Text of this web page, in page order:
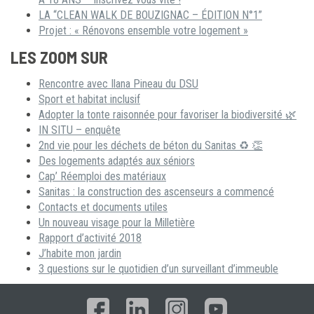
LA “CLEAN WALK DE BOUZIGNAC – ÉDITION N°1”
Projet : « Rénovons ensemble votre logement »
LES ZOOM SUR
Rencontre avec Ilana Pineau du DSU
Sport et habitat inclusif
Adopter la tonte raisonnée pour favoriser la biodiversité 🌿
IN SITU – enquête
2nd vie pour les déchets de béton du Sanitas ♻ 👏
Des logements adaptés aux séniors
Cap’ Réemploi des matériaux
Sanitas : la construction des ascenseurs a commencé
Contacts et documents utiles
Un nouveau visage pour la Milletière
Rapport d’activité 2018
J’habite mon jardin
3 questions sur le quotidien d’un surveillant d’immeuble